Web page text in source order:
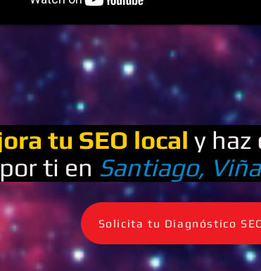
tu SEO local y
ti en Santiago,
Solicita tu Diagnóstico